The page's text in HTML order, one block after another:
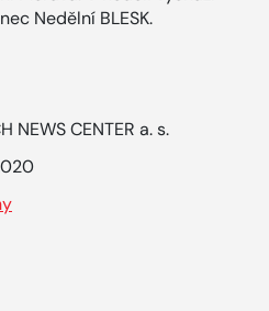
Nedělní BLESK.
NEWS CENTER a. s.